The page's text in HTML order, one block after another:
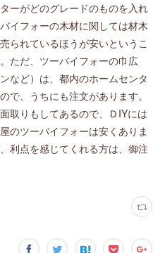
ーがどのグレードのものを入れ
イフォーの木材に関しては材木
られているほうが安いというこ
ただ、ツーバイフォーの巾広
など）は、都内のホームセンタ
で、うちにも注文があります。
取りもしてあるので、ＤIYには
のツーバイフォーは安くありま
利点を感じてくれる方は、御注